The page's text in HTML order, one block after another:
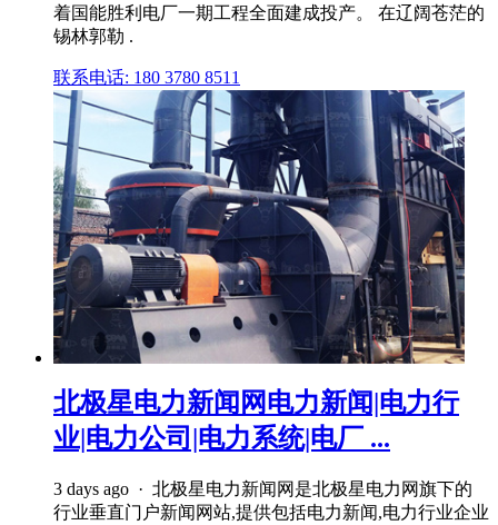
着国能胜利电厂一期工程全面建成投产。 在辽阔苍茫的
锡林郭勒 .
联系电话: 180 3780 8511
北极星电力新闻网电力新闻|电力行
业|电力公司|电力系统|电厂 ...
3 days ago · 北极星电力新闻网是北极星电力网旗下的
行业垂直门户新闻网站,提供包括电力新闻,电力行业企业